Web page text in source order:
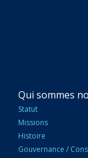
PRINCIPALE
Qui sommes
Statut
Missions
Histoire
Gouvernance /